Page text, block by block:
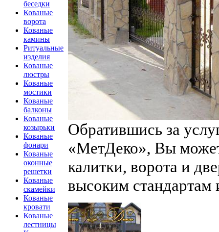
беседки
Кованые
ворота
Кованые
камины
Ритуальные
изделия
Кованые
люстры
Кованые
мостики
Кованые
балконы
Кованые
козырьки
Кованые
фонари
Кованые
оконные
решетки
Кованые
скамейки
Кованые
кровати
Кованые
лестницы
Обратившись за
«МетДеко», Вы
калитки, ворота и
высоким